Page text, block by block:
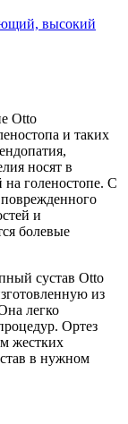
высокий
Otto
и таких
носят в
голеностопе. С
и
болевые
сустав Otto
из
легко
Ортез
жестких
в нужном